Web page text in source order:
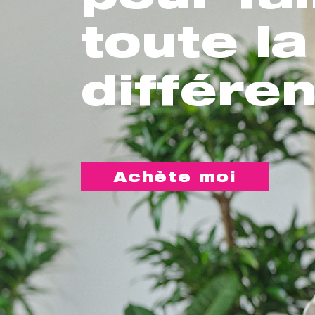
toute la
Achète moi